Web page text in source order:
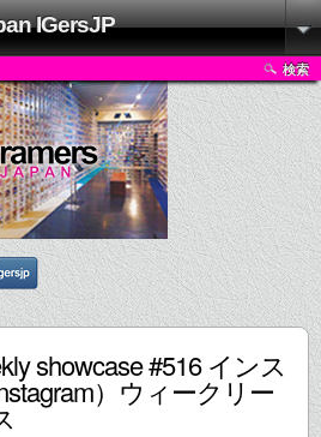
IGersJP
検索
showcase #516 インス
）ウィークリー